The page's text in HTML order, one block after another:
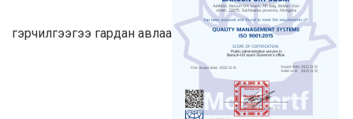
гэрчилгээгээ гардан авлаа